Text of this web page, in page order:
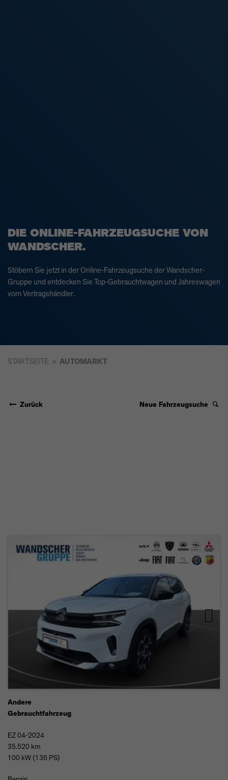
DIE ONLINE-FAHRZEUGSUCHE VON
WANDSCHER.
Stöbern Sie jetzt in der Online-Fahrzeugsuche der Wandscher-
Gruppe und entdecken Sie Top-Gebrauchtwagen und Jahreswagen
vom Vertragshändler.
STARTSEITE AUTOMARKT
Zurück Neue Fahrzeugsuche
Andere
Gebrauchtfahrzeug
EZ 04-2024
35.520 km
100 kW (136 PS)